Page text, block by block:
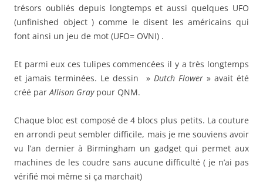
trésors oubliés depuis longtemps et aussi quelques UFO
(unfinished object ) comme le disent les américains qui
font ainsi un jeu de mot (UFO= OVNI) .
Et parmi eux ces tulipes commencées il y a très longtemps
et jamais terminées. Le dessin » Dutch Flower» avait été
créé par Allison Graypour QNM.
Chaque bloc est composé de 4 blocs plus petits. La couture
en arrondi peut sembler difficile, mais je me souviens avoir
vu l’an dernier à Birmingham un gadget qui permet aux
machines de les coudre sans aucune difficulté ( je n’ai pas
vérifié moi même si ça marchait)